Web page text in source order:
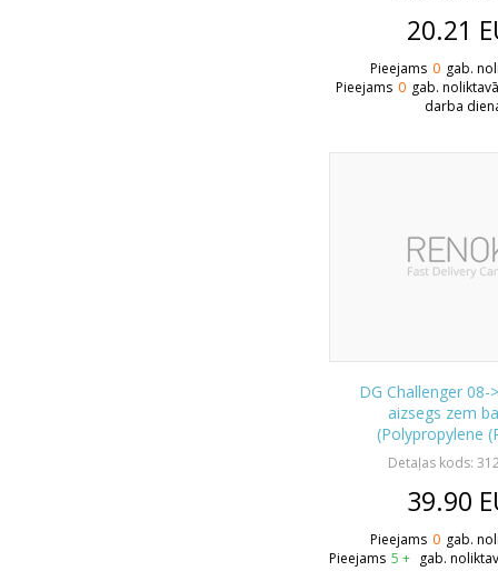
20.21
Pieejams 0 gab.
Pieejams 0 gab.
darba
DG Challenger
aizsegs zem
(Polypropylene
Detaļas kods:
39.90
Pieejams 0 gab.
Pieejams 5 + gab.